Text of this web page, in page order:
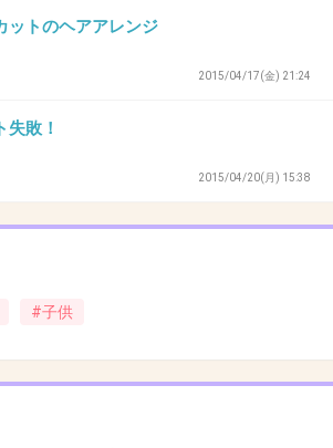
んなので、コミュニケーショ
と思うんだけど、物心ついた
+45 -0
ットのヘアアレンジ
2015/04/17(金) 21:24
失敗！
2015/04/20(月) 15:38
#子供